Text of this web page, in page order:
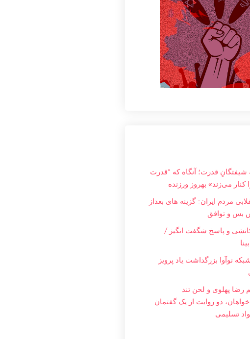
شیفتگانِ قدرت؛ آنگاه که “قدرت
کنار می‌زند» بهروز ورزنده
مردم ایران: گزینه های بعداز
بس و توافق
و پاسخ شگفت انگیز /
نوآوا بزرگداشت یاد پرویز
رضا پهلوی و لحن تند
دو روایت از یک گفتمان
تسليمی